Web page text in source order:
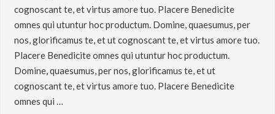
cognoscant te, et virtus amore tuo. Placere Benedicite
omnes qui utuntur hoc productum. Domine, quaesumus, per
nos, glorificamus te, et ut cognoscant te, et virtus amore tuo.
Placere Benedicite omnes qui utuntur hoc productum.
Domine, quaesumus, per nos, glorificamus te, et ut
cognoscant te, et virtus amore tuo. Placere Benedicite
omnes qui …